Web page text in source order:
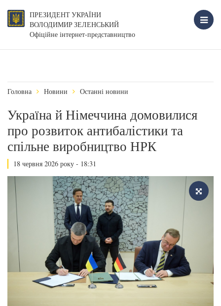
ПРЕЗИДЕНТ УКРАЇНИ
ВОЛОДИМИР ЗЕЛЕНСЬКИЙ
Офіційне інтернет-представництво
Головна Новини Останні новини
Україна й Німеччина домовилися
про розвиток антибалістики та
спільне виробництво НРК
18 червня 2026 року - 18:31